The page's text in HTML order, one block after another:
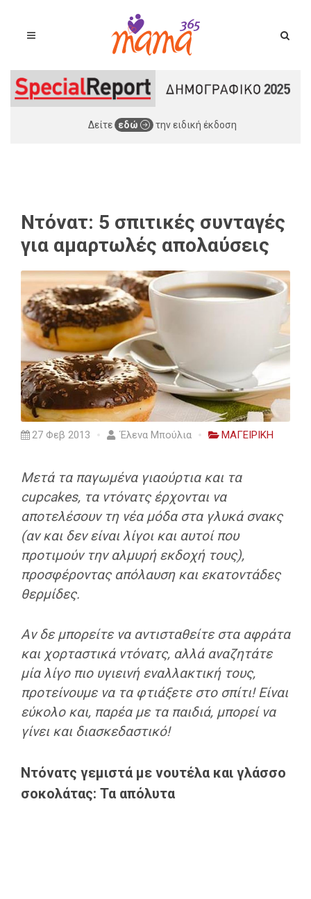
Δείτε εδώ την ειδική έκδοση
Ντόνατ: 5 σπιτικές συνταγές
για αμαρτωλές απολαύσεις
27 Φεβ 2013 Έλενα Μπούλια ΜΑΓΕΙΡΙΚΗ
Μετά τα παγωμένα γιαούρτια και τα
cupcakes, τα ντόνατς έρχονται να
αποτελέσουν τη νέα μόδα στα γλυκά σνακς
(αν και δεν είναι λίγοι και αυτοί που
προτιμούν την αλμυρή εκδοχή τους),
προσφέροντας απόλαυση και εκατοντάδες
θερμίδες.
Αν δε μπορείτε να αντισταθείτε στα αφράτα
και χορταστικά ντόνατς, αλλά αναζητάτε
μία λίγο πιο υγιεινή εναλλακτική τους,
προτείνουμε να τα φτιάξετε στο σπίτι! Είναι
εύκολο και, παρέα με τα παιδιά, μπορεί να
γίνει και διασκεδαστικό!
Ντόνατς γεμιστά με νουτέλα και γλάσσο
σοκολάτας: Τα απόλυτα